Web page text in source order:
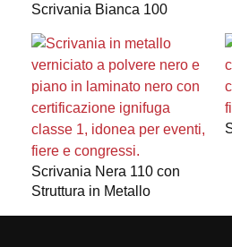
Scrivania Bianca 100
Scrivania Nera 110 con
Struttura in Metallo